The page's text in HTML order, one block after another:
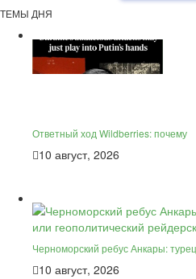
ТЕМЫ ДНЯ
Ответный ход Wildberries: почему
10 август, 2026
Черноморский ребус Анкары:
10 август, 2026